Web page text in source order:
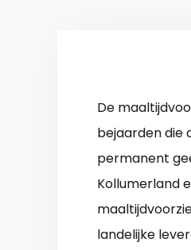
De
bejaarden die
permanent
Kollumerland
landelijke